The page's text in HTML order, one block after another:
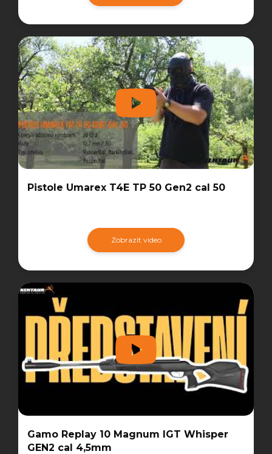
Pistole Umarex T4E TP 50 Gen2 cal 50
Zobrazit video
Gamo Replay 10 Magnum IGT Whisper
GEN2 cal 4,5mm